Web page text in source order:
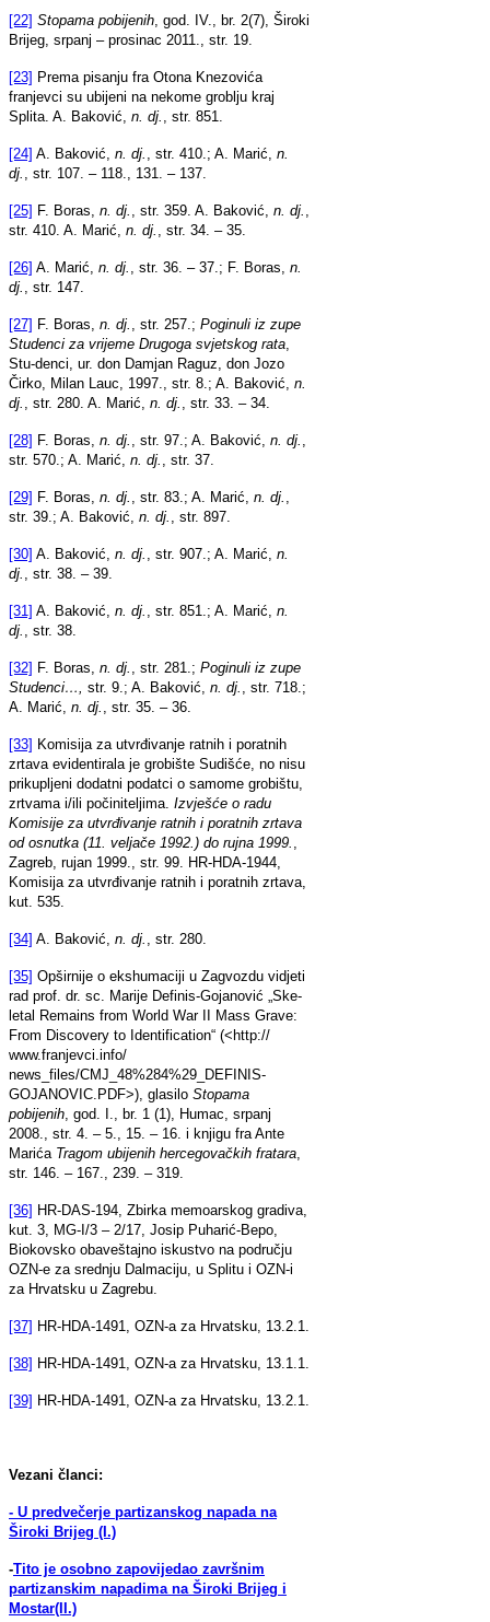
[22] Stopama pobijenih , god. IV., br. 2(7), Široki
Brijeg, srpanj – prosinac 2011., str. 19.
[23] Prema pisanju fra Otona Knezovića
franjevci su ubijeni na nekome groblju kraj
Splita. A. Baković, n. dj. , str. 851.
[24] A. Baković, n. dj. , str. 410.; A. Marić, n.
dj.
, str. 107. – 118., 131. – 137.
[25] F. Boras, n. dj. , str. 359. A. Baković, n. dj.
str. 410. A. Marić, n. dj. , str. 34. – 35.
[26] A. Marić, n. dj. , str. 36. – 37.; F. Boras, n.
dj.
, str. 147.
[27] F. Boras, n. dj. , str. 257.; Poginuli iz zupe
Studenci za vrijeme Drugoga svjetskog rata
Stu-denci, ur. don Damjan Raguz, don Jozo
Čirko, Milan Lauc, 1997., str. 8.; A. Baković, n.
dj.
, str. 280. A. Marić, n. dj. , str. 33. – 34.
[28] F. Boras, n. dj. , str. 97.; A. Baković, n. dj.
str. 570.; A. Marić, n. dj. , str. 37.
[29] F. Boras, n. dj. , str. 83.; A. Marić, n. dj.
str. 39.; A. Baković, n. dj. , str. 897.
[30] A. Baković, n. dj. , str. 907.; A. Marić, n.
dj.
, str. 38. – 39.
[31] A. Baković, n. dj. , str. 851.; A. Marić, n.
dj.
, str. 38.
[32] F. Boras, n. dj. , str. 281.; Poginuli iz zupe
Studenci…, str. 9.; A. Baković, n. dj.
, str. 718.;
A. Marić, n. dj. , str. 35. – 36.
[33] Komisija za utvrđivanje ratnih i poratnih
zrtava evidentirala je grobište Sudišće, no nisu
prikupljeni dodatni podatci o samome grobištu,
zrtvama i/ili počiniteljima. Izvješće o radu
Komisije za utvrđivanje ratnih i poratnih zrtava
od osnutka (11. veljače 1992.) do rujna 1999.
Zagreb, rujan 1999., str. 99. HR-HDA-1944,
Komisija za utvrđivanje ratnih i poratnih zrtava,
kut. 535.
[34] A. Baković, n. dj. , str. 280.
[35] Opširnije o ekshumaciji u Zagvozdu vidjeti
rad prof. dr. sc. Marije Definis-Gojanović „Ske-
letal Remains from World War II Mass Grave:
From Discovery to Identification“ (<http://
www.franjevci.info/
news_files/CMJ_48%284%29_DEFINIS-
GOJANOVIC.PDF>), glasilo Stopama
pobijenih , god. I., br. 1 (1), Humac, srpanj
2008., str. 4. – 5., 15. – 16. i knjigu fra Ante
Marića Tragom ubijenih hercegovačkih fratara
str. 146. – 167., 239. – 319.
[36] HR-DAS-194, Zbirka memoarskog gradiva,
kut. 3, MG-I/3 – 2/17, Josip Puharić-Bepo,
Biokovsko obaveštajno iskustvo na području
OZN-e za srednju Dalmaciju, u Splitu i OZN-i
za Hrvatsku u Zagrebu.
[37] HR-HDA-1491, OZN-a za Hrvatsku, 13.2.1.
[38] HR-HDA-1491, OZN-a za Hrvatsku, 13.1.1.
[39] HR-HDA-1491, OZN-a za Hrvatsku, 13.2.1.
Vezani članci:
- U predvečerje partizanskog napada na
Široki Brijeg (I.)
-Tito je osobno zapovijedao završnim
partizanskim napadima na Široki Brijeg i
Mostar(II.)